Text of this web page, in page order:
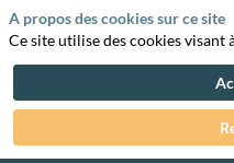
A propos des cookies sur ce site
Ce site utilise des cookies